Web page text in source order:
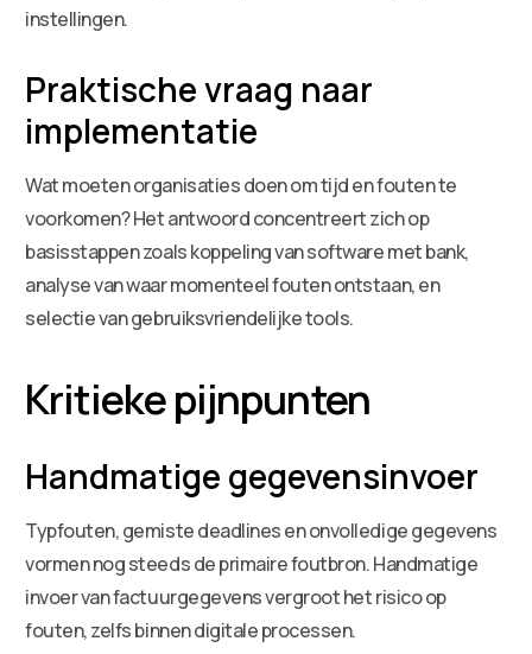
instellingen.
Praktische vraag naar
implementatie
Wat moeten organisaties doen om tijd en fouten te
voorkomen? Het antwoord concentreert zich op
basisstappen zoals koppeling van software met bank,
analyse van waar momenteel fouten ontstaan, en
selectie van gebruiksvriendelijke tools.
Kritieke pijnpunten
Handmatige gegevensinvoer
Typfouten, gemiste deadlines en onvolledige gegevens
vormen nog steeds de primaire foutbron. Handmatige
invoer van factuurgegevens vergroot het risico op
fouten, zelfs binnen digitale processen.